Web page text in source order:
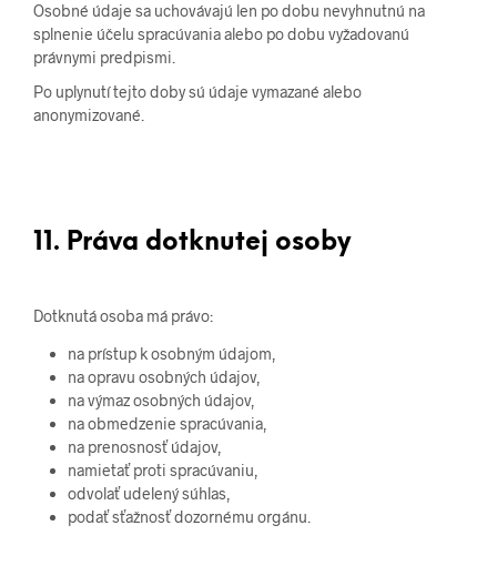
Osobné údaje sa uchovávajú len po dobu nevyhnutnú na
splnenie účelu spracúvania alebo po dobu vyžadovanú
právnymi predpismi.
Po uplynutí tejto doby sú údaje vymazané alebo
anonymizované.
11. Práva dotknutej osoby
Dotknutá osoba má právo:
na prístup k osobným údajom,
na opravu osobných údajov,
na výmaz osobných údajov,
na obmedzenie spracúvania,
na prenosnosť údajov,
namietať proti spracúvaniu,
odvolať udelený súhlas,
podať sťažnosť dozornému orgánu.